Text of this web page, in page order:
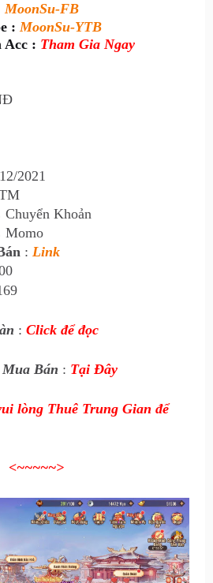
MoonSu-FB
: MoonSu-YTB
Acc : Tham Gia Ngay
2021
Chuyển Khoản
Momo
: Link
: Click để đọc
Bán : Tại Đây
lòng Thuê Trung Gian để
<~~~~~>